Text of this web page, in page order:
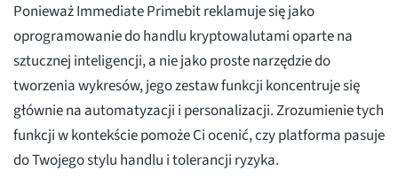
Ponieważ Immediate Primebit reklamuje się jako
oprogramowanie do handlu kryptowalutami oparte na
sztucznej inteligencji, a nie jako proste narzędzie do
tworzenia wykresów, jego zestaw funkcji koncentruje się
głównie na automatyzacji i personalizacji. Zrozumienie tych
funkcji w kontekście pomoże Ci ocenić, czy platforma pasuje
do Twojego stylu handlu i tolerancji ryzyka.